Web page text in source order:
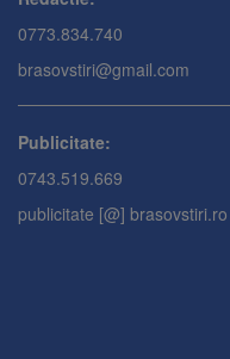
0773.834.740
brasovstiri@gmail.com
Publicitate:
0743.519.669
publicitate [@] brasovstiri.ro